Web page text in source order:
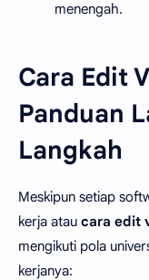
menengah.
Cara Edit
Panduan
Langkah
Meskipun setiap
kerja atau cara edit
mengikuti pola
kerjanya: